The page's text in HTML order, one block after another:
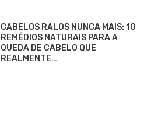
CABELOS RALOS NUNCA MAIS: 10
REMÉDIOS NATURAIS PARA A
QUEDA DE CABELO QUE
REALMENTE…